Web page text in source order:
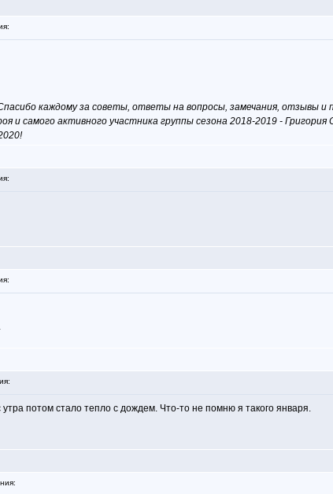
каждому за советы, ответы на вопросы, замечания, отзывы
и самого активного участника группы сезона 2018-2019 -
потом стало тепло с дождем. Что-то не помню я такого января.